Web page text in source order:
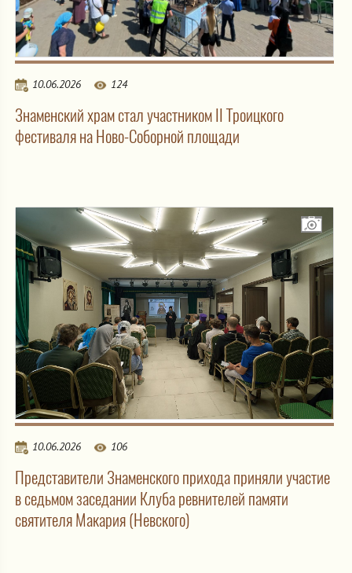
10.06.2026 124
Знаменский храм стал участником II Троицкого
фестиваля на Ново-Соборной площади
10.06.2026 106
Представители Знаменского прихода приняли участие
в седьмом заседании Клуба ревнителей памяти
святителя Макария (Невского)